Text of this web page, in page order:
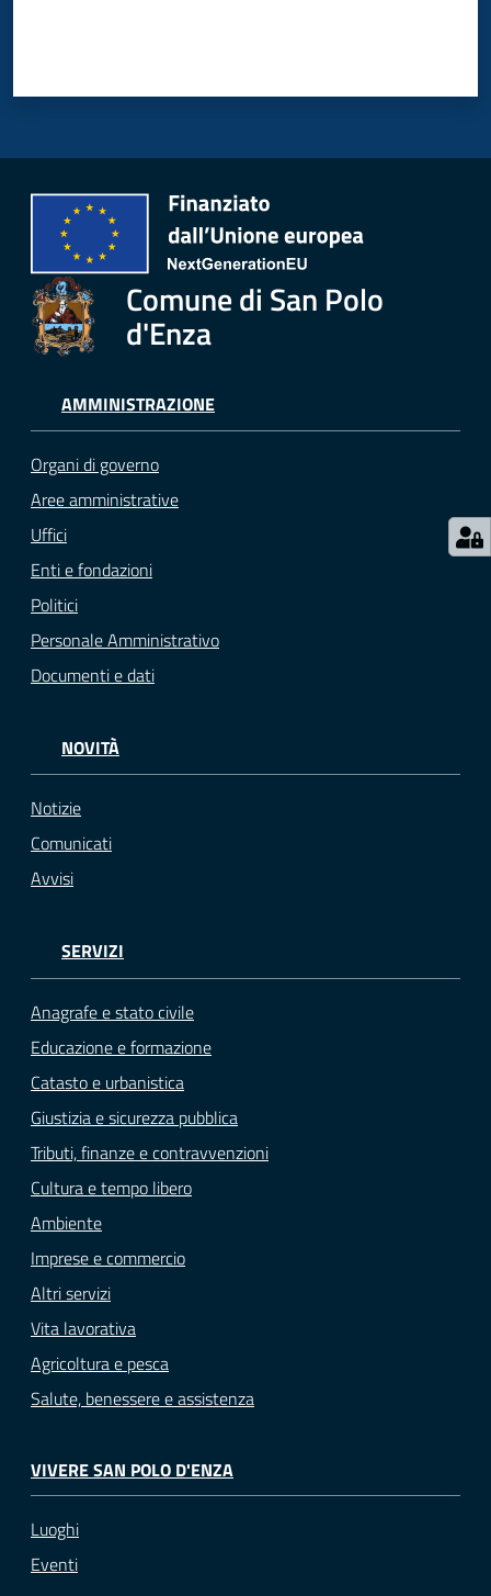
gli
Seguici
Comune di San Polo
d'Enza
AMMINISTRAZIONE
Organi di governo
Aree amministrative
Uffici
Enti e fondazioni
Politici
Personale Amministrativo
Documenti e dati
NOVITÀ
Notizie
Comunicati
Avvisi
SERVIZI
Anagrafe e stato civile
Educazione e formazione
Catasto e urbanistica
Giustizia e sicurezza pubblica
Tributi, finanze e contravvenzioni
Cultura e tempo libero
Ambiente
Imprese e commercio
Altri servizi
Vita lavorativa
Agricoltura e pesca
Salute, benessere e assistenza
VIVERE SAN POLO D'ENZA
Luoghi
Eventi